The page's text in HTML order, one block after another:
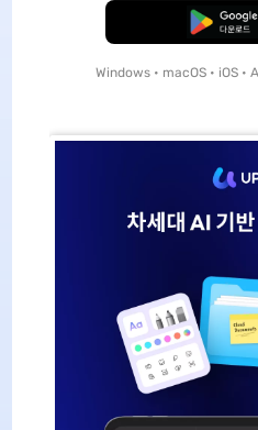
무료로 다
Windows • macOS • iOS •